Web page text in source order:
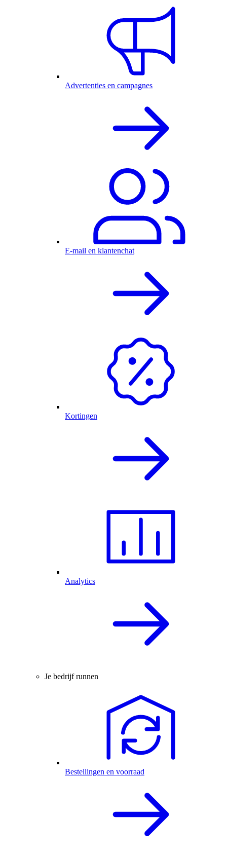
Advertenties en campagnes
E-mail en klantenchat
Kortingen
Analytics
Je bedrijf runnen
Bestellingen en voorraad